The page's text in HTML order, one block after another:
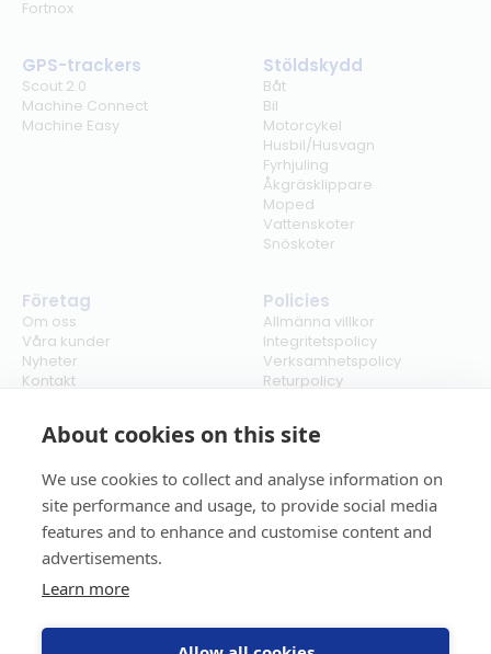
About cookies on this site
We use cookies to collect and analyse information on
site performance and usage, to provide social media
features and to enhance and customise content and
advertisements.
Learn more
Fortnox
GPS-trackers
Scout 2.0
Machine Connect
Machine Easy
Stöldskydd
Båt
Bil
Motorcykel
Husbil/Husvagn
Fyrhjuling
Åkgräsklippare
Moped
Vattenskoter
Snöskoter
Företag
Om oss
Våra kunder
Nyheter
Kontakt
Policies
Allmänna villkor
Integritetspolicy
Verksamhetspolicy
Returpolicy
Cookies